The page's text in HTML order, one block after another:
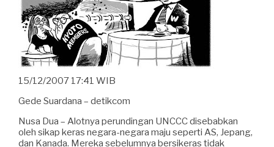
15/12/2007 17:41 WIB
Gede Suardana – detikcom
Nusa Dua – Alotnya perundingan UNCCC disebabkan
oleh sikap keras negara-negara maju seperti AS, Jepang,
dan Kanada. Mereka sebelumnya bersikeras tidak